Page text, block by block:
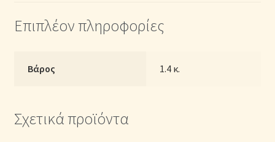
ποσότητα
Επιπλέον πληροφορίες
Βάρος 1.4 κ.
Σχετικά προϊόντα